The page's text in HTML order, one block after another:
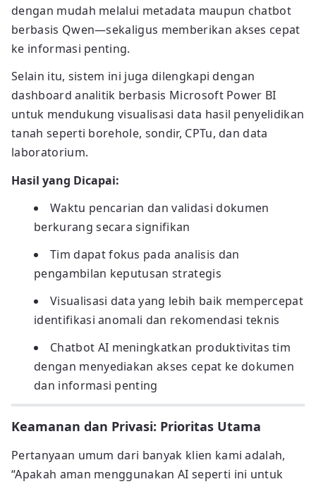
dengan mudah melalui metadata maupun chatbot
berbasis Qwen—sekaligus memberikan akses cepat
ke informasi penting.
Selain itu, sistem ini juga dilengkapi dengan
dashboard analitik berbasis Microsoft Power BI
untuk mendukung visualisasi data hasil penyelidikan
tanah seperti borehole, sondir, CPTu, dan data
laboratorium.
Hasil yang Dicapai:
Waktu pencarian dan validasi dokumen
berkurang secara signifikan
Tim dapat fokus pada analisis dan
pengambilan keputusan strategis
Visualisasi data yang lebih baik mempercepat
identifikasi anomali dan rekomendasi teknis
Chatbot AI meningkatkan produktivitas tim
dengan menyediakan akses cepat ke dokumen
dan informasi penting
Keamanan dan Privasi: Prioritas Utama
Pertanyaan umum dari banyak klien kami adalah,
“Apakah aman menggunakan AI seperti ini untuk